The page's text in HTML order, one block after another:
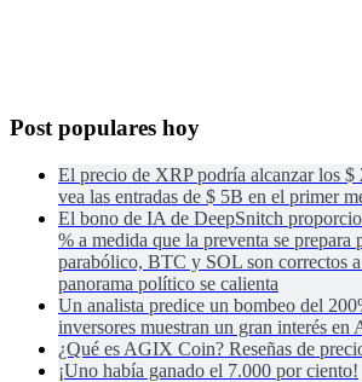
Post populares hoy
El precio de XRP podría alcanzar los
vea las entradas de $ 5B en el primer
El bono de IA de DeepSnitch
% a medida que la preventa se prepara
parabólico, BTC y SOL son correctos
panorama político se calienta
Un analista predice un bombeo del
inversores muestran un gran interés
¿Qué es AGIX Coin? Reseñas de
¡Uno había ganado el 7.000 por ciento!